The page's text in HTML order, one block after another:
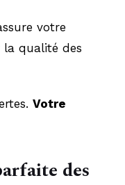
votre
la qualité des
Votre
des